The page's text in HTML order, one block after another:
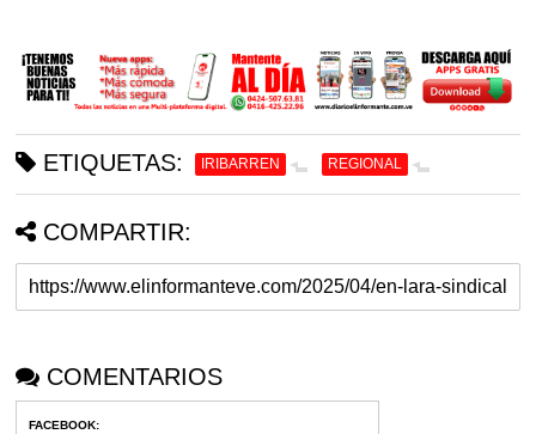
ETIQUETAS: IRIBARREN REGIONAL
COMPARTIR:
COMENTARIOS
FACEBOOK: